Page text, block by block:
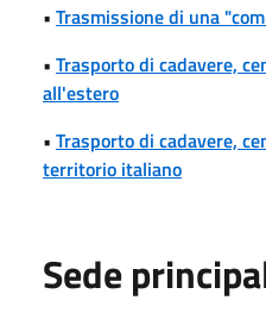
• Trasmissione di una
• Trasporto di cadavere,
all'estero
• Trasporto di cadavere,
territorio italiano
Sede